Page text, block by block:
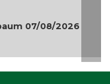
07/08/2026